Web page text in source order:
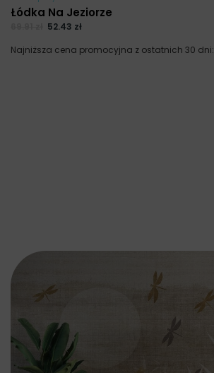
Łódka Na Jeziorze
52.43 zł
Najniższa cena promocyjna z ostatnich 30 dni: